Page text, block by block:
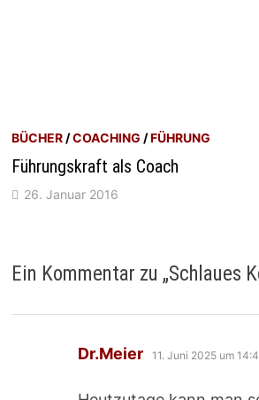
BÜCHER /COACHING /FÜHRUNG
Führungskraft als Coach
26. Januar 2016
Ein Kommentar zu „Schlaues
Dr.Meier sagt:
11. Juni 2025 um